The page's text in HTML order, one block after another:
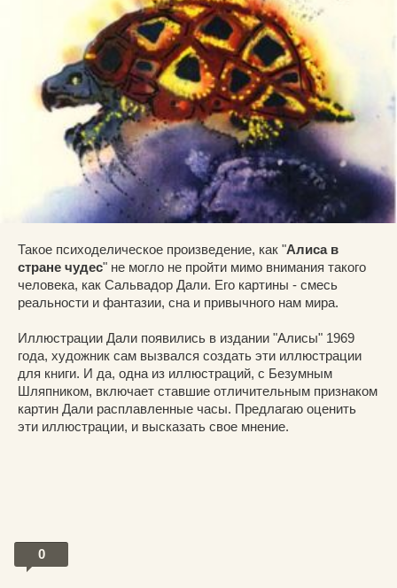
Такое психоделическое произведение, как "Алиса в
стране чудес" не могло не пройти мимо внимания такого
человека, как Сальвадор Дали. Его картины - смесь
реальности и фантазии, сна и привычного нам мира.
Иллюстрации Дали появились в издании "Алисы" 1969
года, художник сам вызвался создать эти иллюстрации
для книги. И да, одна из иллюстраций, с Безумным
Шляпником, включает ставшие отличительным признаком
картин Дали расплавленные часы. Предлагаю оценить
эти иллюстрации, и высказать свое мнение.
0